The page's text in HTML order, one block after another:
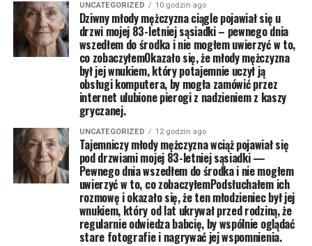
UNCATEGORIZED 10 godzin ago
Dziwny młody mężczyzna ciągle pojawiał się u
drzwi mojej 83-letniej sąsiadki – pewnego dnia
wszedłem do środka i nie mogłem uwierzyć w to,
co zobaczyłemOkazało się, że młody mężczyzna
był jej wnukiem, który potajemnie uczył ją
obsługi komputera, by mogła zamówić przez
internet ulubione pierogi z nadzieniem z kaszy
gryczanej.
UNCATEGORIZED 12 godzin ago
Tajemniczy młody mężczyzna wciąż pojawiał się
pod drzwiami mojej 83-letniej sąsiadki —
Pewnego dnia wszedłem do środka i nie mogłem
uwierzyć w to, co zobaczyłemPodsłuchałem ich
rozmowę i okazało się, że ten młodzieniec był jej
wnukiem, który od lat ukrywał przed rodziną, że
regularnie odwiedza babcię, by wspólnie oglądać
stare fotografie i nagrywać jej wspomnienia.